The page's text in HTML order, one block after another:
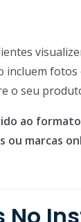
incluem
o seu
ao
ou marcas